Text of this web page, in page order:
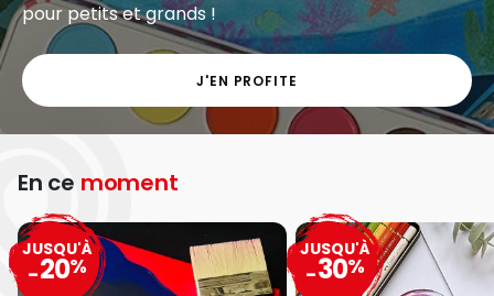
pour petits et grands !
J'EN PROFITE
En ce moment
JUSQU'À
-20%
JUSQU'À
-30%